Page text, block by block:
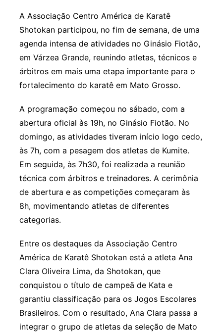
A Associação Centro América de Karatê
Shotokan participou, no fim de semana, de uma
agenda intensa de atividades no Ginásio Fiotão,
em Várzea Grande, reunindo atletas, técnicos e
árbitros em mais uma etapa importante para o
fortalecimento do karatê em Mato Grosso.
A programação começou no sábado, com a
abertura oficial às 19h, no Ginásio Fiotão. No
domingo, as atividades tiveram início logo cedo,
às 7h, com a pesagem dos atletas de Kumite.
Em seguida, às 7h30, foi realizada a reunião
técnica com árbitros e treinadores. A cerimônia
de abertura e as competições começaram às
8h, movimentando atletas de diferentes
categorias.
Entre os destaques da Associação Centro
América de Karatê Shotokan está a atleta Ana
Clara Oliveira Lima, da Shotokan, que
conquistou o título de campeã de Kata e
garantiu classificação para os Jogos Escolares
Brasileiros. Com o resultado, Ana Clara passa a
integrar o grupo de atletas da seleção de Mato